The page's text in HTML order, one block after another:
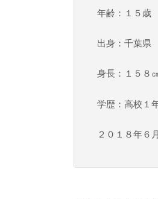
年齢：１５歳
出身：千葉県
身長：１５８
学歴：高校１
２０１８年６